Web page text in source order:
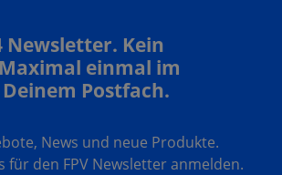
Newsletter. Kein
einmal im
Postfach.
News und neue Produkte.
für den FPV Newsletter anmelden.